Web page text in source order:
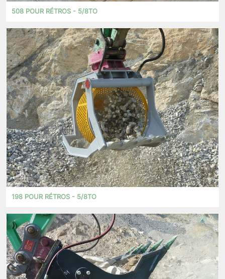
508 POUR RÉTROS - 5/8TO
198 POUR RÉTROS - 5/8TO